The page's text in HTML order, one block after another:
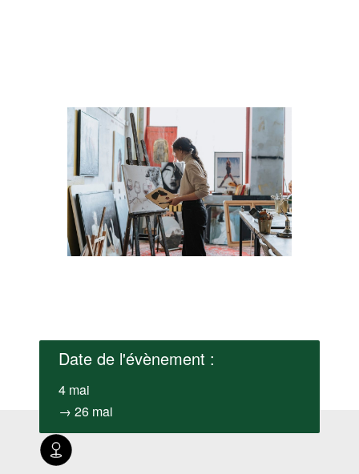
Date de l'évènement :
4 mai
→ 26 mai